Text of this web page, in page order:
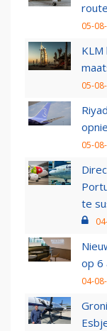
05-
05-
05-
te
op 6
04-